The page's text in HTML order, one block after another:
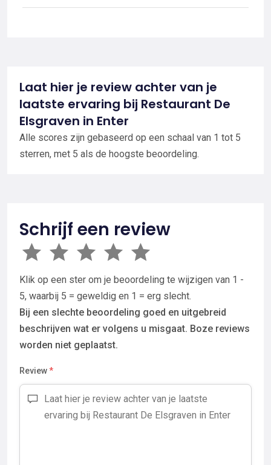
Laat hier je review achter van je
laatste ervaring bij Restaurant De
Elsgraven in Enter
Alle scores zijn gebaseerd op een schaal van 1 tot 5
sterren, met 5 als de hoogste beoordeling.
Schrijf een review
Klik op een ster om je beoordeling te wijzigen van 1 -
5, waarbij 5 = geweldig en 1 = erg slecht.
Bij een slechte beoordeling goed en uitgebreid
beschrijven wat er volgens u misgaat. Boze reviews
worden niet geplaatst.
Review*